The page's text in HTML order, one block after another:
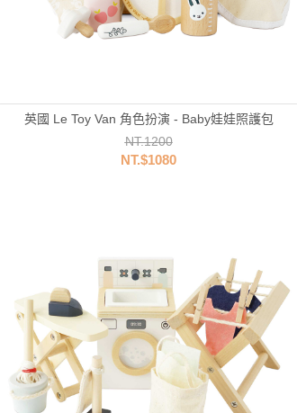
英國 Le Toy Van 角色扮演 - Baby娃娃照護包
NT.1200
NT.$1080